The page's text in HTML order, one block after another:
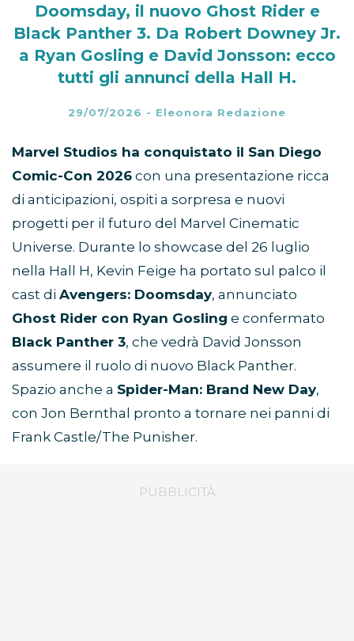
Doomsday, il nuovo Ghost Rider e
Black Panther 3. Da Robert Downey Jr.
a Ryan Gosling e David Jonsson: ecco
tutti gli annunci della Hall H.
29/07/2026 - Eleonora Redazione
Marvel Studios ha conquistato il San Diego
Comic-Con 2026 con una presentazione ricca
di anticipazioni, ospiti a sorpresa e nuovi
progetti per il futuro del Marvel Cinematic
Universe. Durante lo showcase del 26 luglio
nella Hall H, Kevin Feige ha portato sul palco il
cast di Avengers: Doomsday, annunciato
Ghost Rider con Ryan Gosling e confermato
Black Panther 3, che vedrà David Jonsson
assumere il ruolo di nuovo Black Panther.
Spazio anche a Spider-Man: Brand New Day,
con Jon Bernthal pronto a tornare nei panni di
Frank Castle/The Punisher.